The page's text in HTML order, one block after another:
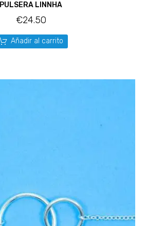
PULSERA LINNHA
€24.50
Añadir al carrito